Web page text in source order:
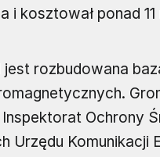
kosztował ponad 11
jest rozbudowana
Ochrony
Urzędu Komunikacji